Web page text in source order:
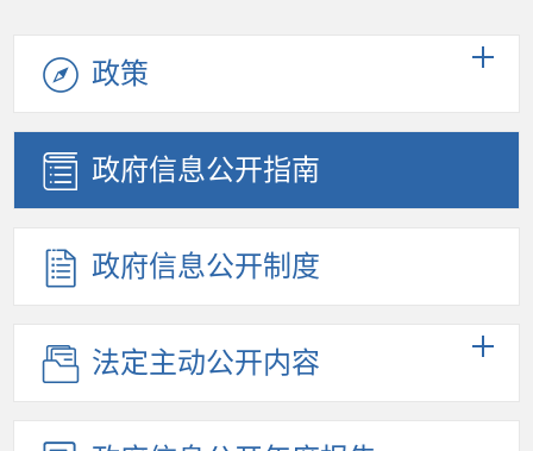
政策
政府信息公开指南
政府信息公开制度
法定主动公开内容